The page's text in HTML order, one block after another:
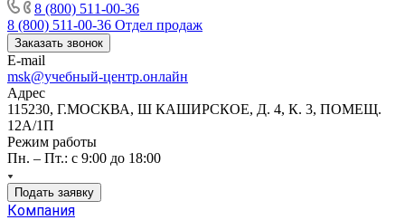
8 (800) 511-00-36
8 (800) 511-00-36 Отдел продаж
Заказать звонок
E-mail
msk@учебный-центр.онлайн
Адрес
115230, Г.МОСКВА, Ш КАШИРСКОЕ, Д. 4, К. 3, ПОМЕЩ.
12А/1П
Режим работы
Пн. – Пт.: с 9:00 до 18:00
Подать заявку
Компания